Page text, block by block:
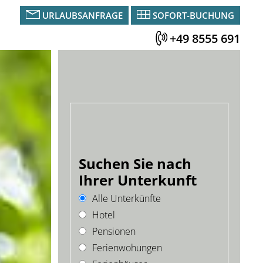
URLAUBSANFRAGE SOFORT-BUCHUNG
+49 8555 691
Suchen Sie nach
Ihrer Unterkunft
Alle Unterkünfte
Hotel
Pensionen
Ferienwohungen